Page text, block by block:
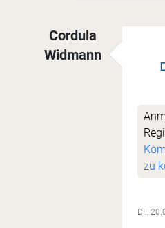
Cordula
Widmann
Lieben
zu
Di.,